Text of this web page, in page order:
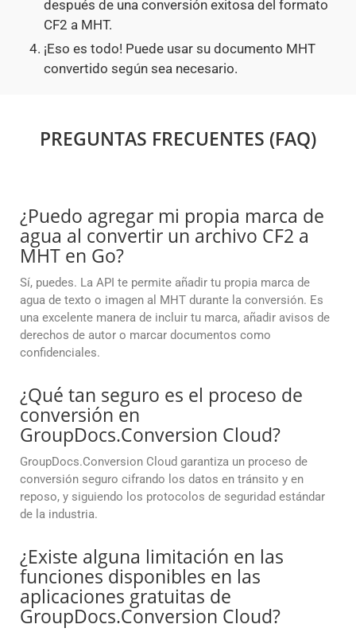
después de una conversión exitosa del formato
CF2 a MHT.
¡Eso es todo! Puede usar su documento MHT
convertido según sea necesario.
PREGUNTAS FRECUENTES (FAQ)
¿Puedo agregar mi propia marca de
agua al convertir un archivo CF2 a
MHT en Go?
Sí, puedes. La API te permite añadir tu propia marca de
agua de texto o imagen al MHT durante la conversión. Es
una excelente manera de incluir tu marca, añadir avisos de
derechos de autor o marcar documentos como
confidenciales.
¿Qué tan seguro es el proceso de
conversión en
GroupDocs.Conversion Cloud?
GroupDocs.Conversion Cloud garantiza un proceso de
conversión seguro cifrando los datos en tránsito y en
reposo, y siguiendo los protocolos de seguridad estándar
de la industria.
¿Existe alguna limitación en las
funciones disponibles en las
aplicaciones gratuitas de
GroupDocs.Conversion Cloud?